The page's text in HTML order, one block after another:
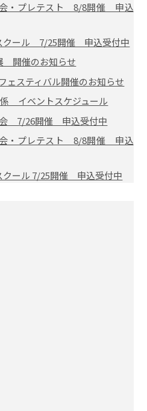
・プレテスト 8/8開催 申込
クール 7/25開催 申込受付中
開催のお知らせ
ェスティバル開催のお知らせ
イベントスケジュール
会 7/26開催 申込受付中
・プレテスト 8/8開催 申込
ール 7/25開催 申込受付中